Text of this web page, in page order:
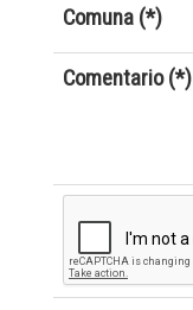
Comuna (*)
Comentario (*)